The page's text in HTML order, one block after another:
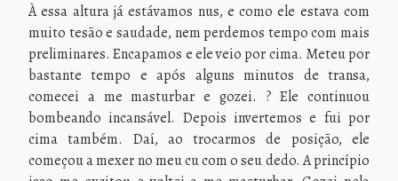
À essa altura já estávamos nus, e como ele estava com
muito tesão e saudade, nem perdemos tempo com mais
preliminares. Encapamos e ele veio por cima. Meteu por
bastante tempo e após alguns minutos de transa,
comecei a me masturbar e gozei. ? Ele continuou
bombeando incansável. Depois invertemos e fui por
cima também. Daí, ao trocarmos de posição, ele
começou a mexer no meu cu com o seu dedo. A princípio